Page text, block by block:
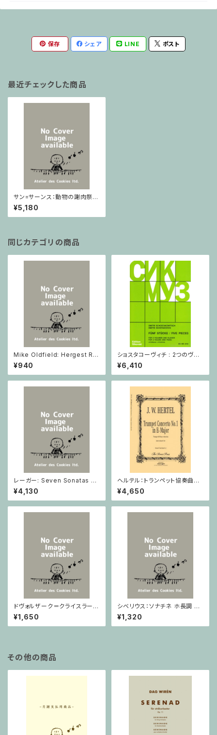
保存 シェア LINE ポスト
最近チェックした商品
サン=サーンス：動物の謝肉祭 l
ucks / フルスコア
¥5,180
同じカテゴリの商品
Mike Oldfield: Hergest Rid
ge / ピアノ
¥940
ショスタコーヴィチ : 2つのヴァ
イオリンとピアノのための 5つの
小品 / ヴァイオリン2とピアノ
¥6,410
レーガー: Seven Sonatas o
p. 91 Heft 2 / ヴァイオリン
¥4,130
ヘルテル：トランペット協奏曲第1
番 変ホ長調/トランペット・ピア
ノ
¥4,650
ドヴォルザーク＝クライスラー：
スラヴ幻想曲 ロ短調 from Op.
55-4, Op.75 / ヴァイオリンと
ピアノ
¥1,650
シベリウス：ソナチネ ホ長調 O
p.80 / ヴァイオリンとピアノ
¥1,320
その他の商品